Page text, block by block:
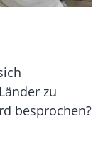
zu
besprochen?